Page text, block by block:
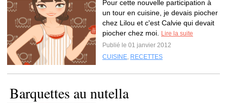
Pour cette nouvelle participation à
un tour en cuisine, je devais piocher
chez Lilou et c'est Calvie qui devait
piocher chez moi.
Lire la suite
Publié le 01 janvier 2012
CUISINE, RECETTES
Barquettes au nutella